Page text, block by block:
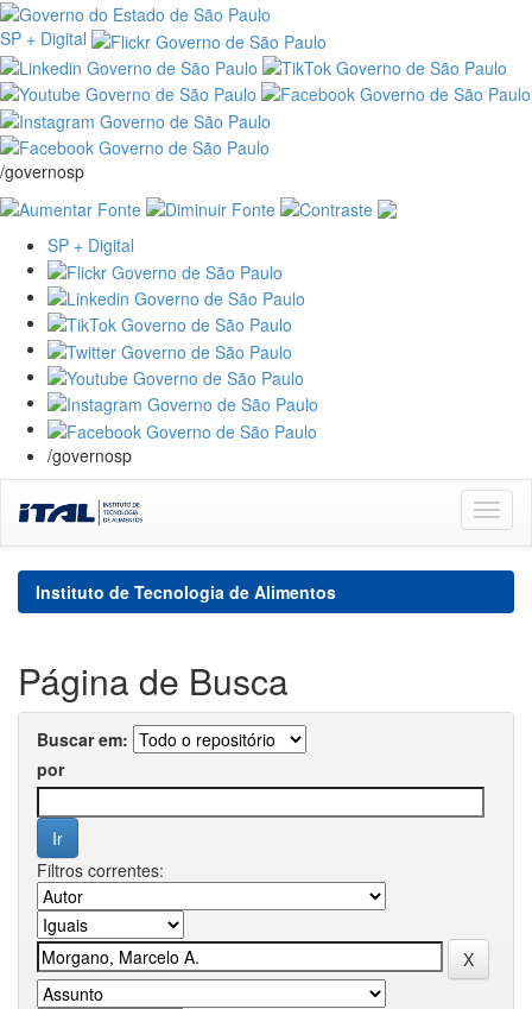
SP + Digital
/governosp
SP + Digital
/governosp
navigation
Instituto de Tecnologia de Alimentos
Página de Busca
Buscar em:
por
Filtros correntes: